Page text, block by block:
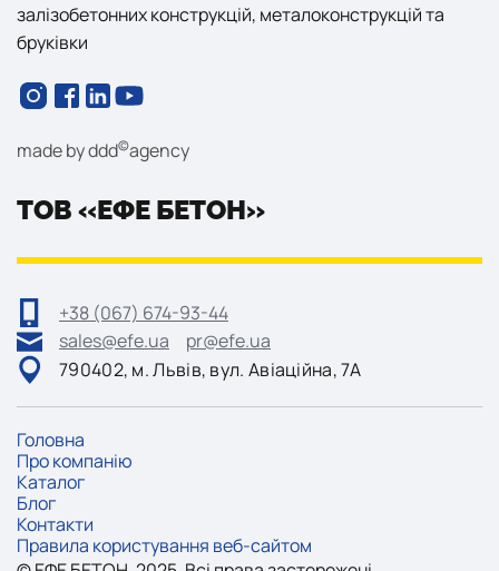
ТОВ «ЕФЕ БЕТОН»
+38 (067) 674-93-44
sales@efe.ua
pr@efe.ua
790402, м. Львів, вул. Авіаційна, 7А
залізобетонних конструкцій, металоконструкцій та
бруківки
made byddd©agency
Головна
Про компанію
Каталог
Блог
Контакти
Правила користування веб-сайтом